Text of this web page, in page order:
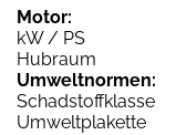
Motor:
kW / PS
Hubraum
Umweltnormen:
Schadstoffklasse
Umweltplakette